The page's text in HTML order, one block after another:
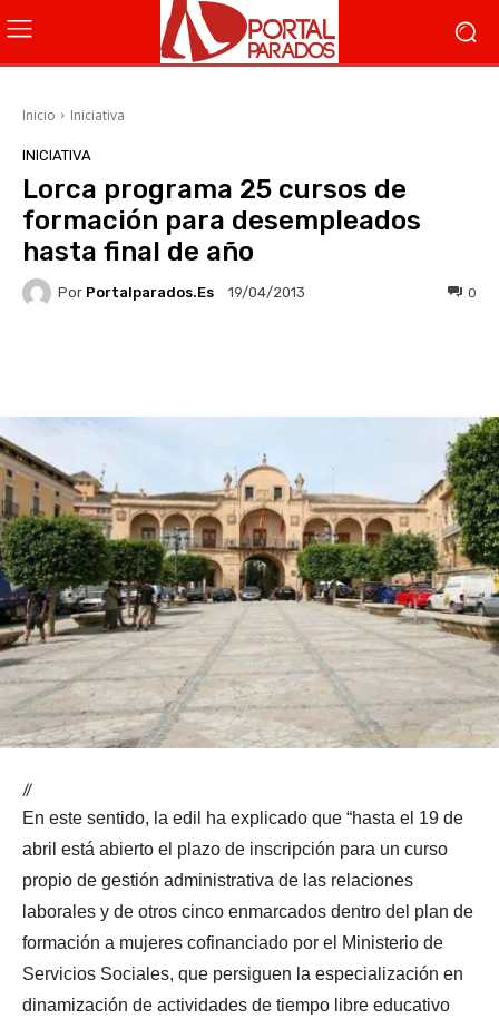
Inicio Iniciativa
INICIATIVA
Lorca programa 25 cursos de
formación para desempleados
hasta final de año
Por Portalparados.es 19/04/2013 0
//
En este sentido, la edil ha explicado que “hasta el 19 de
abril está abierto el plazo de inscripción para un curso
propio de gestión administrativa de las relaciones
laborales y de otros cinco enmarcados dentro del plan de
formación a mujeres cofinanciado por el Ministerio de
Servicios Sociales, que persiguen la especialización en
dinamización de actividades de tiempo libre educativo